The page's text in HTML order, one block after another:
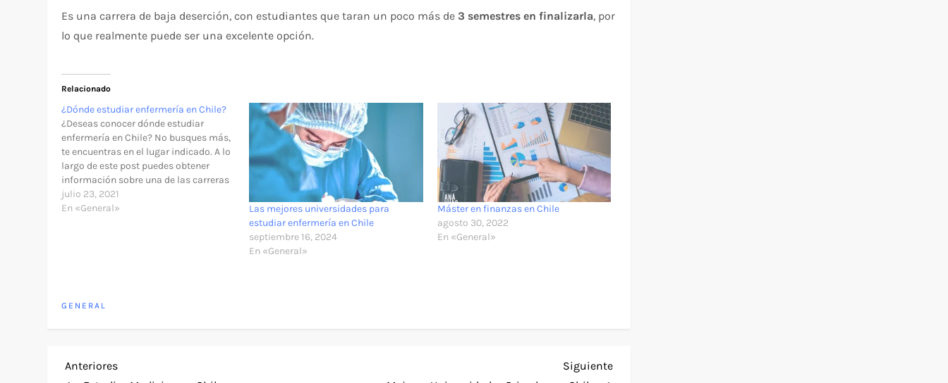
Es una carrera de baja deserción, con estudiantes que taran un poco más de3 semestres en finalizarla, por
lo que realmente puede ser una excelente opción.
Relacionado
¿Dónde estudiar enfermería en Chile?
¿Deseas conocer dónde estudiar
enfermería en Chile? No busques más,
te encuentras en el lugar indicado. A lo
largo de este post puedes obtener
información sobre una de las carreras
más demandadas del país. Además, te
mantendrás a la vanguardia sobre las
julio 23, 2021
En «General»
Las mejores universidades para
estudiar enfermería en Chile
septiembre 16, 2024
En «General»
Máster en finanzas en Chile
agosto 30, 2022
En «General»
GENERAL
N
Entrada
Anteriores
Siguiente
Siguiente